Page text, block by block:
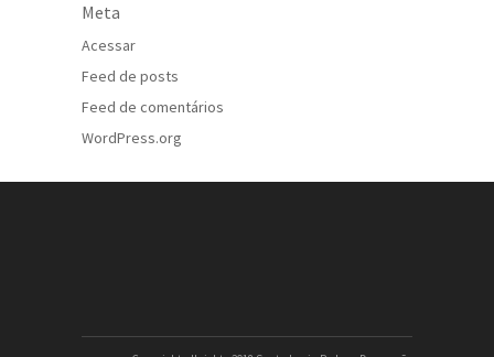
Meta
Acessar
Feed de posts
Feed de comentários
WordPress.org